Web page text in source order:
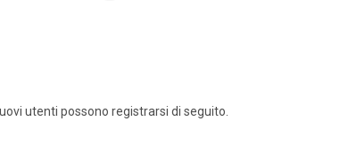
utenti possono registrarsi di seguito.